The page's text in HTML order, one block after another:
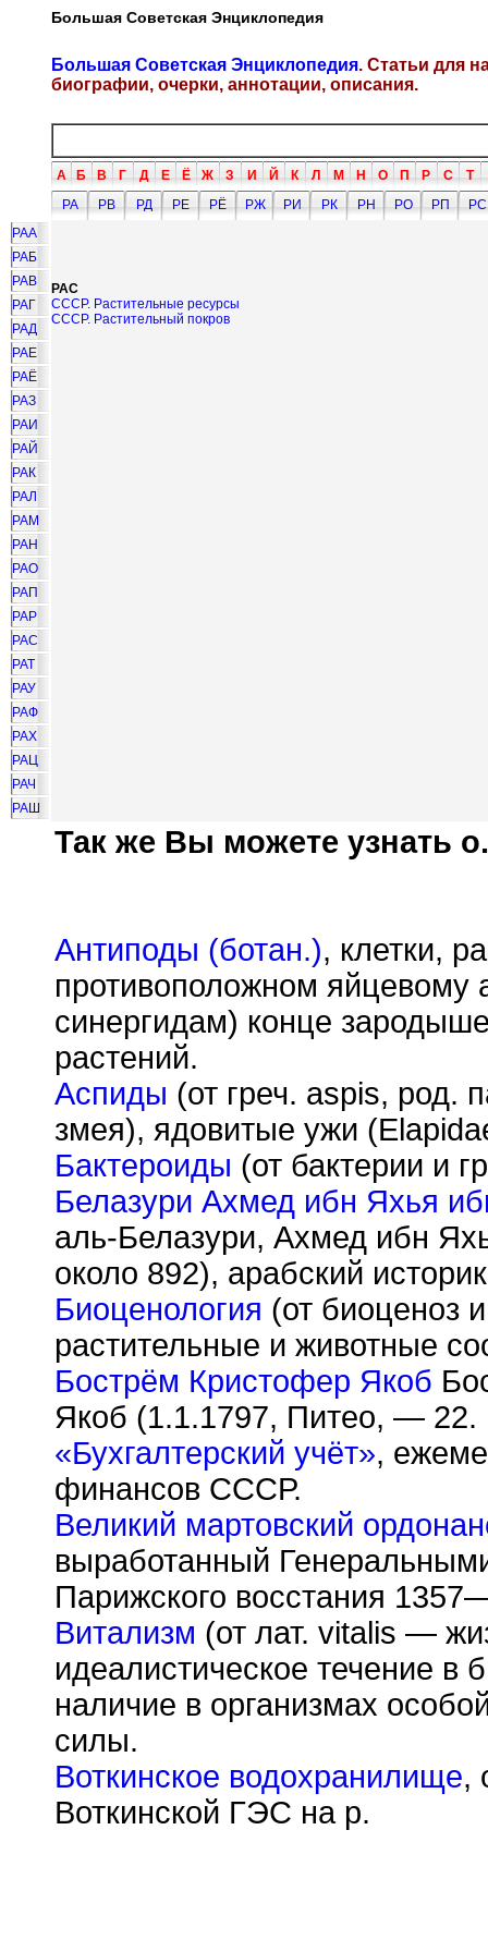
Большая Советская Энциклопедия
Большая Советская Энциклопедия. Статьи для
биографии, очерки, аннотации, описания.
А Б В Г Д Е Ё Ж З И Й К Л М Н О П Р С Т
РА
РВ РД РЕ РЁ РЖ РИ РК РН РО РП
РС
РАА
РАБ
РАВ
РАГ
РАД
РАЕ
РАЁ
РАЗ
РАИ
РАЙ
РАК
РАЛ
РАМ
РАН
РАО
РАП
РАР
РАС
РАТ
РАУ
РАФ
РАХ
РАЦ
РАЧ
РАШ
РАС
СССР. Растительные ресурсы
СССР. Растительный покров
Так же Вы можете узнать
Антиподы (ботан.), клетки,
противоположном яйцевому
синергидам) конце
растений.
Аспиды (от греч. aspis, род.
змея), ядовитые ужи
Бактероиды (от бактерии и
Белазури Ахмед ибн Яхья
аль-Белазури, Ахмед ибн
около 892), арабский
Биоценология (от биоценоз
растительные и животные
Бострём Кристофер Якоб
Якоб (1.1.1797, Питео, — 22.
«Бухгалтерский учёт»,
финансов СССР.
Великий мартовский
выработанный
Парижского восстания
Витализм (от лат. vitalis —
идеалистическое течение в
наличие в организмах
силы.
Воткинское водохранилище,
Воткинской ГЭС на р.